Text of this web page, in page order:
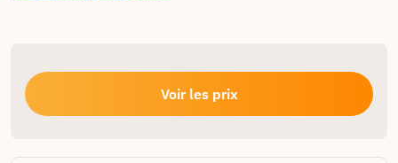
Voir les prix